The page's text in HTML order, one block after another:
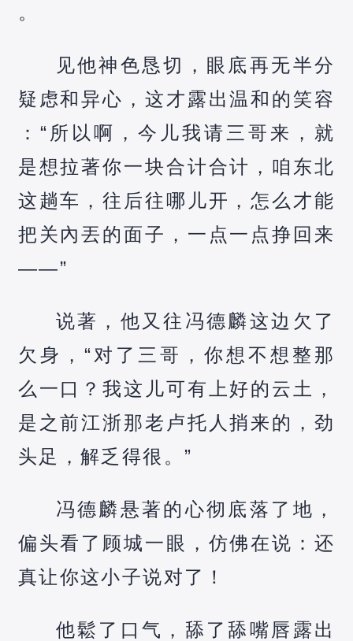
。
见他神色恳切，眼底再无半分
疑虑和异心，这才露出温和的笑容
：“所以啊，今儿我请三哥来，就
是想拉著你一块合计合计，咱东北
这趟车，往后往哪儿开，怎么才能
把关內丟的面子，一点一点挣回来
——”
说著，他又往冯德麟这边欠了
欠身，“对了三哥，你想不想整那
么一口？我这儿可有上好的云土，
是之前江浙那老卢托人捎来的，劲
头足，解乏得很。”
冯德麟悬著的心彻底落了地，
偏头看了顾城一眼，仿佛在说：还
真让你这小子说对了！
他鬆了口气，舔了舔嘴唇露出